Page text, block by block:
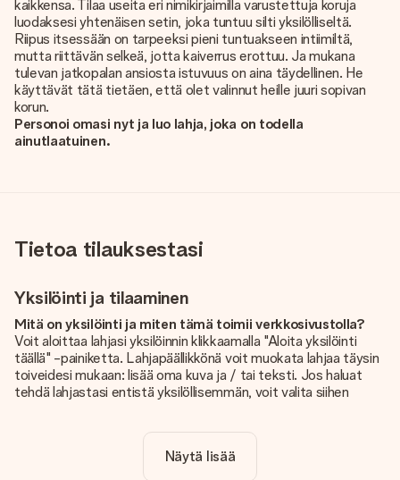
kaikkensa. Tilaa useita eri nimikirjaimilla varustettuja koruja
luodaksesi yhtenäisen setin, joka tuntuu silti yksilölliseltä.
Riipus itsessään on tarpeeksi pieni tuntuakseen intiimiltä, ​​
mutta riittävän selkeä, jotta kaiverrus erottuu. Ja mukana
tulevan jatkopalan ansiosta istuvuus on aina täydellinen. He
käyttävät tätä tietäen, että olet valinnut heille juuri sopivan
korun.
Personoi omasi nyt ja luo lahja, joka on todella
ainutlaatuinen.
Tietoa tilauksestasi
Yksilöinti ja tilaaminen
Mitä on yksilöinti ja miten tämä toimii verkkosivustolla?
Voit aloittaa lahjasi yksilöinnin klikkaamalla "Aloita yksilöinti
täällä" -painiketta. Lahjapäällikkönä voit muokata lahjaa täysin
toiveidesi mukaan: lisää oma kuva ja / tai teksti. Jos haluat
tehdä lahjastasi entistä yksilöllisemmän, voit valita siihen
Sisältyykö yksilöinti hintaan?
Sivustolla näkyvä hinta sisältää lahjasi yksilöinnin. Hauskaa ja
Näytä lisää